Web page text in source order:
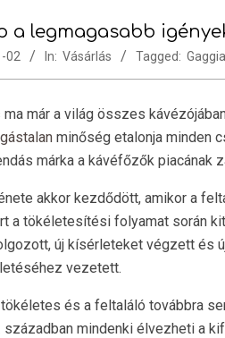
a legmagasabb
02 In: Vásárlás Tagged:
már a világ összes
minőség etalonja minden
márka a kávéfőzők piacának
akkor kezdődött, amikor a
a tökéletesítési folyamat során
új kísérleteket végzett
vezetett.
és a feltaláló továbbra
században mindenki élvezheti a